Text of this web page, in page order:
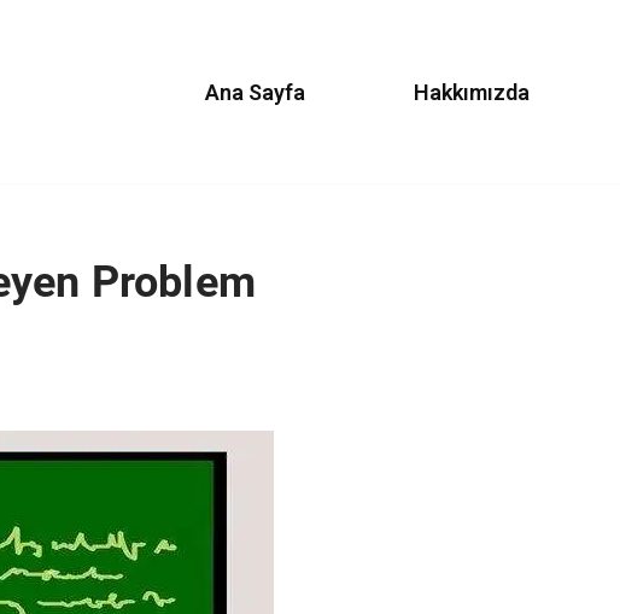
Ana Sayfa Hakkımızda
Problem